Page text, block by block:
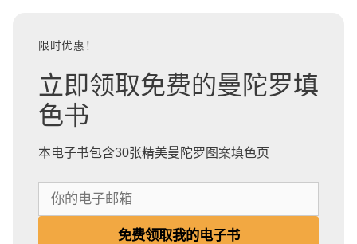
限时优惠！
立即领取免费的曼陀罗填
色书
本电子书包含30张精美曼陀罗图案填色页
免费领取我的电子书